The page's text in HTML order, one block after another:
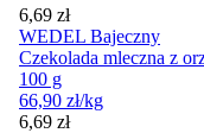
Cena
6,69 zł
WEDEL Bajeczny
Czekolada mleczna z
100 g
66,90 zł/kg
Cena
6,69 zł